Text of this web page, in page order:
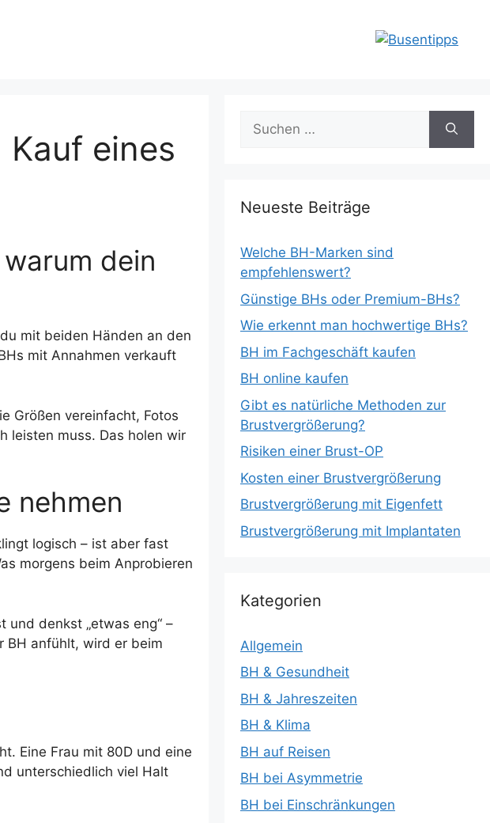
eines
dein
mit beiden Händen an den
mit Annahmen verkauft
Größen vereinfacht, Fotos
leisten muss. Das holen wir
nehmen
logisch – ist aber fast
morgens beim Anprobieren
und denkst „etwas eng“ –
BH anfühlt, wird er beim
Eine Frau mit 80D und eine
unterschiedlich viel Halt
Suchen
nach:
Neueste Beiträge
Welche BH-Marken sind
empfehlenswert?
Günstige BHs oder Premium-BHs?
Wie erkennt man hochwertige BHs?
BH im Fachgeschäft kaufen
BH online kaufen
Gibt es natürliche Methoden zur
Brustvergrößerung?
Risiken einer Brust-OP
Kosten einer Brustvergrößerung
Brustvergrößerung mit Eigenfett
Brustvergrößerung mit Implantaten
Kategorien
Allgemein
BH & Gesundheit
BH & Jahreszeiten
BH & Klima
BH auf Reisen
BH bei Asymmetrie
BH bei Einschränkungen